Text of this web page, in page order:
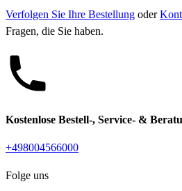
Verfolgen Sie Ihre Bestellung oder
Fragen, die Sie haben.
Kostenlose Bestell-, Service- &
+498004566000
Folge uns